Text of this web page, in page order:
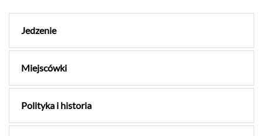
Jedzenie
Miejscówki
Polityka i historia